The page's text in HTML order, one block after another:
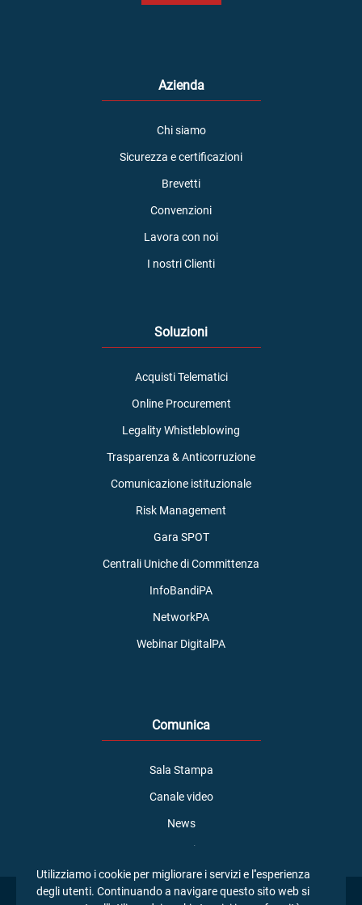
Utilizziamo i cookie per migliorare i servizi e l''esperienza
degli utenti. Continuando a navigare questo sito web si
Azienda
Chi siamo
Sicurezza e certificazioni
Brevetti
Convenzioni
Lavora con noi
I nostri Clienti
Soluzioni
Acquisti Telematici
Online Procurement
Legality Whistleblowing
Trasparenza & Anticorruzione
Comunicazione istituzionale
Risk Management
Gara SPOT
Centrali Uniche di Committenza
InfoBandiPA
NetworkPA
Webinar DigitalPA
Comunica
Sala Stampa
Canale video
News
Normativa